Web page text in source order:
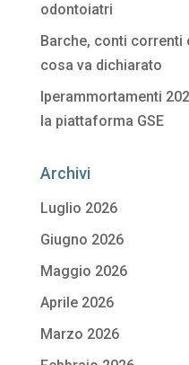
odontoiatri
Barche, conti
cosa va dichiarato
Iperammortamenti
la piattaforma GSE
Archivi
Luglio 2026
Giugno 2026
Maggio 2026
Aprile 2026
Marzo 2026